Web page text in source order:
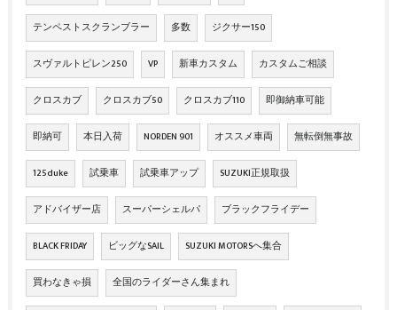
テンペストスクランブラー 多数 ジクサー150
スヴァルトピレン250 VP 新車カスタム カスタムご相談
クロスカブ クロスカブ50 クロスカブ110 即御納車可能
即納可 本日入荷 NORDEN 901 オススメ車両 無転倒無事故
125duke 試乗車 試乗車アップ SUZUKI正規取扱
アドバイザー店 スーパーシェルパ ブラックフライデー
BLACK FRIDAY ビッグなSAIL SUZUKI MOTORSへ集合
買わなきゃ損 全国のライダーさん集まれ